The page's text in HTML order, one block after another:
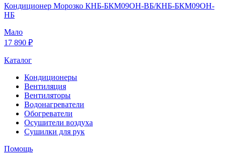
Кондиционер Морозко КНБ-БКМ09ОН-ВБ/КНБ-БКМ09ОН-
НБ
Мало
17 890 ₽
Каталог
Кондиционеры
Вентиляция
Вентиляторы
Водонагреватели
Обогреватели
Осушители воздуха
Сушилки для рук
Помощь